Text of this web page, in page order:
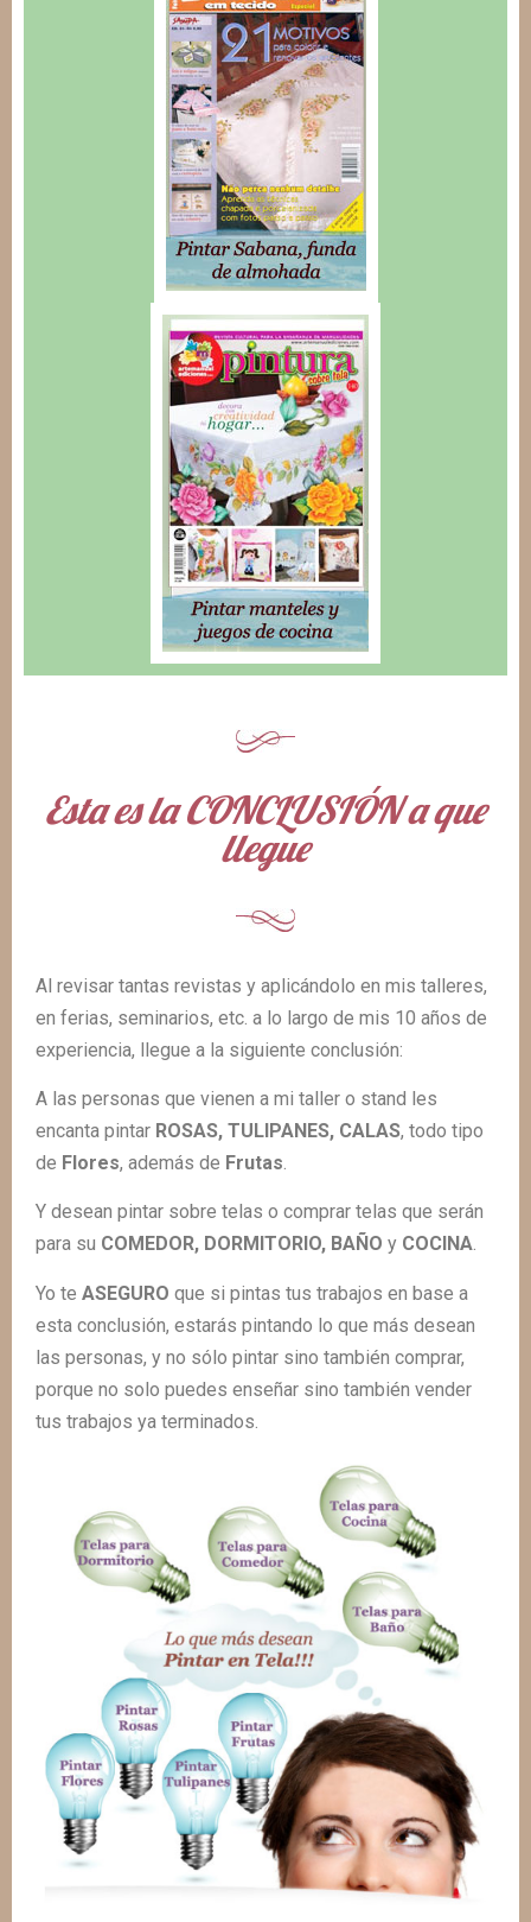
Esta es la CONCLUSIÓN a que
llegue
Al revisar tantas revistas y aplicándolo en mis talleres,
en ferias, seminarios, etc. a lo largo de mis 10 años de
experiencia, llegue a la siguiente conclusión:
A las personas que vienen a mi taller o stand les
encanta pintar ROSAS, TULIPANES, CALAS, todo tipo
de Flores, además de Frutas.
Y desean pintar sobre telas o comprar telas que serán
para su COMEDOR, DORMITORIO, BAÑO y COCINA.
Yo te ASEGURO que si pintas tus trabajos en base a
esta conclusión, estarás pintando lo que más desean
las personas, y no sólo pintar sino también comprar,
porque no solo puedes enseñar sino también vender
tus trabajos ya terminados.